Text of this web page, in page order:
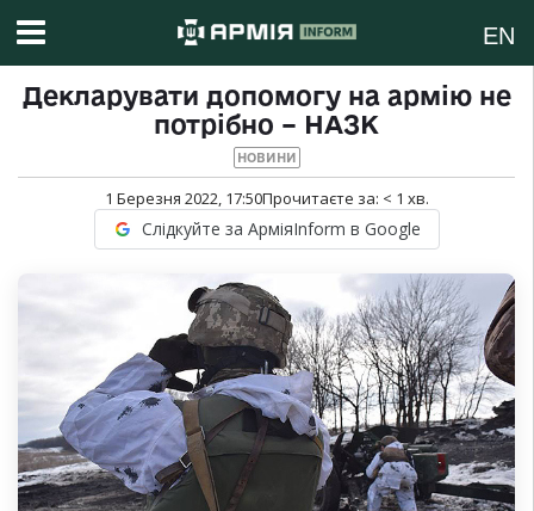
EN
Декларувати допомогу на армію не
потрібно – НАЗК
НОВИНИ
1 Березня 2022, 17:50Прочитаєте за: < 1 хв.
Слідкуйте за АрміяInform в Google